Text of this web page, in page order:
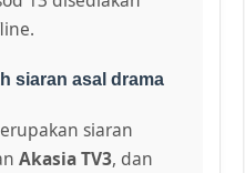
siaran asal drama
siaran
Akasia TV3, dan